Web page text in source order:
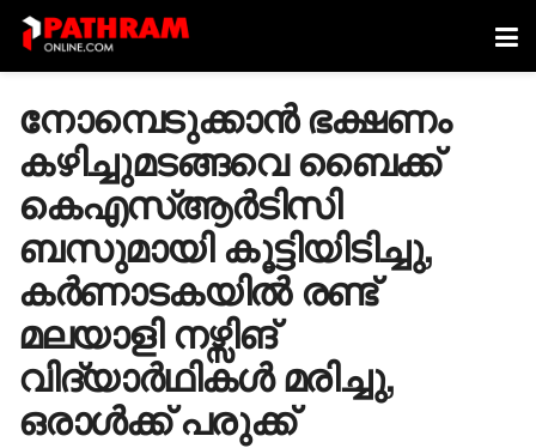
നോമ്പെടുക്കാൻ ഭക്ഷണം
കഴിച്ചുമടങ്ങവെ ബൈക്ക്
കെഎസ്ആർടിസി
ബസുമായി കൂട്ടിയിടിച്ചു,
കർണാടകയിൽ രണ്ട്
മലയാളി നഴ്സിങ്
വിദ്യാർഥികൾ മരിച്ചു,
ഒരാൾക്ക് പരുക്ക്